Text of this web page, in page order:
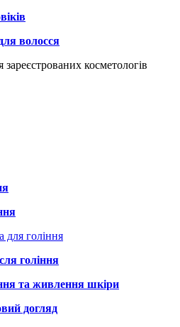
волосся
косметологів
для гоління
гоління
та живлення шкіри
догляд